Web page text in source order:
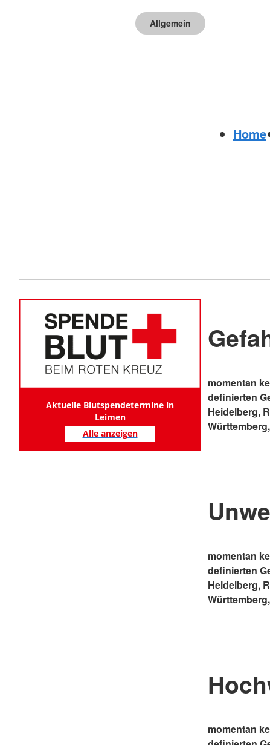
Allgemein
Home
Aktuelle Blutspendetermine in
Leimen
Alle anzeigen
momentan
definierten
Heidelberg,
momentan
definierten
Heidelberg,
momentan